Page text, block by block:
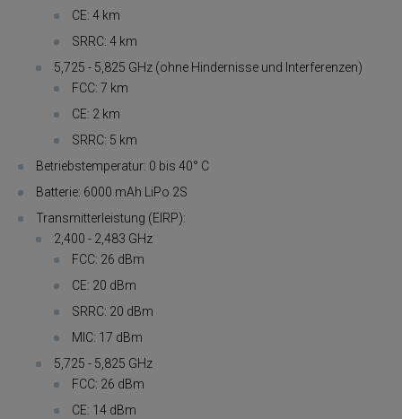
CE: 4 km
SRRC: 4 km
5,725 - 5,825 GHz (ohne Hindernisse und Interferenzen)
FCC: 7 km
CE: 2 km
SRRC: 5 km
Betriebstemperatur: 0 bis 40° C
Batterie: 6000 mAh LiPo 2S
Transmitterleistung (EIRP):
2,400 - 2,483 GHz
FCC: 26 dBm
CE: 20 dBm
SRRC: 20 dBm
MIC: 17 dBm
5,725 - 5,825 GHz
FCC: 26 dBm
CE: 14 dBm